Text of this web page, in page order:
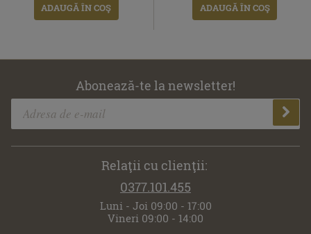
ADAUGĂ ÎN COŞ
ADAUGĂ ÎN COŞ
Abonează-te la newsletter!
Relaţii cu clienţii:
0377.101.455
Luni - Joi 09:00 - 17:00
Vineri 09:00 - 14:00